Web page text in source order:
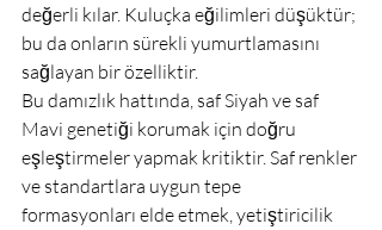
değerli kılar. Kuluçka eğilimleri düşüktür;
bu da onların sürekli yumurtlamasını
sağlayan bir özelliktir.
Bu damızlık hattında, saf Siyah ve saf
Mavi genetiği korumak için doğru
eşleştirmeler yapmak kritiktir. Saf renkler
ve standartlara uygun tepe
formasyonları elde etmek, yetiştiricilik